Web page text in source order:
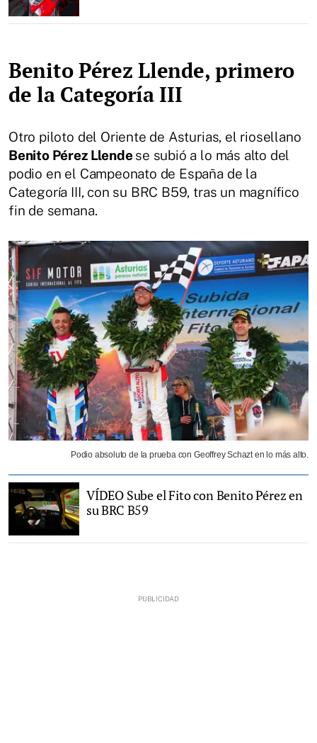
Benito Pérez Llende, primero
de la Categoría III
Otro piloto del Oriente de Asturias, el riosellano
Benito Pérez Llendese subió a lo más alto del
podio en el Campeonato de España de la
Categoría III, con su BRC B59, tras un magnífico
fin de semana.
Podio absoluto de la prueba con Geoffrey Schazt en lo más alto.
VÍDEO Sube el Fito con Benito Pérez en
su BRC B59